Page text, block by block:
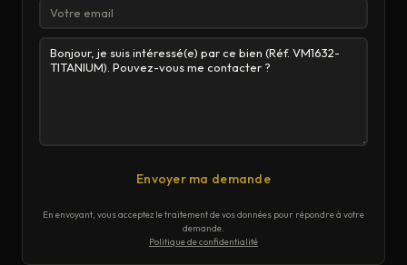
Envoyer ma demande
En envoyant, vous acceptez le traitement de vos données pour répondre à votre
demande.
Politique de confidentialité